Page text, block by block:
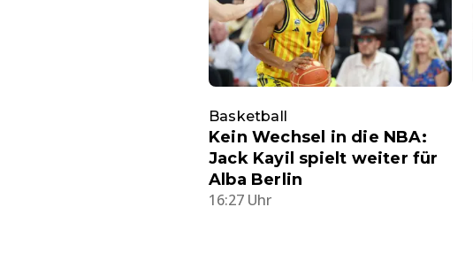
Basketball
Kein Wechsel in die NBA:
Jack Kayil spielt weiter für
Alba Berlin
16:27 Uhr